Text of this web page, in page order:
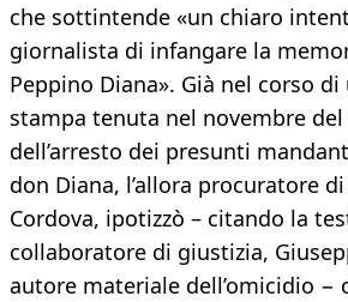
che sottintende «un chiaro
giornalista di infangare la
Peppino Diana». Già nel corso di
stampa tenuta nel novembre del
dell’arresto dei presunti
don Diana, l’allora procuratore
Cordova, ipotizzò – citando la
collaboratore di giustizia,
autore materiale dell’omicidio −